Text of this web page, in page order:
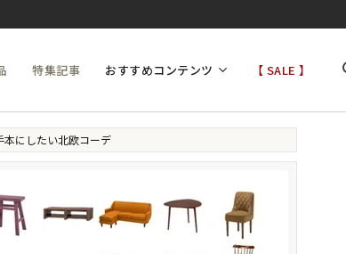
特集記事 おすすめコンテンツ 【 SALE 】
本にしたい北欧コーデ